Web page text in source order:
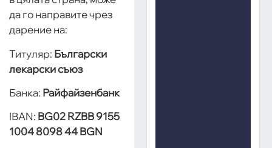
да го направите чрез
дарение на:
Титуляр: Български
лекарски съюз
Банка: Райфайзенбанк
IВАN: BG02 RZBB 9155
1004 8098 44 BGN